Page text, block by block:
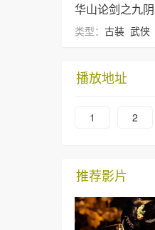
华山论剑之九
类型： 古装 武侠
播放地址
1 2
推荐影片